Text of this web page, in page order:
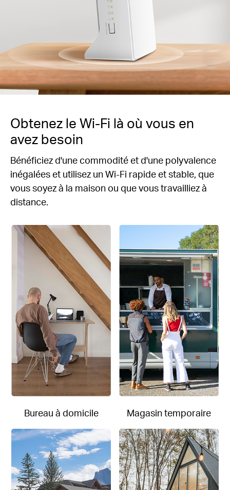
Obtenez le Wi-Fi là où vous en
avez besoin
Bénéficiez d'une commodité et d'une polyvalence
inégalées et utilisez un Wi-Fi rapide et stable, que
vous soyez à la maison ou que vous travailliez à
distance.
Bureau à domicile Magasin temporaire